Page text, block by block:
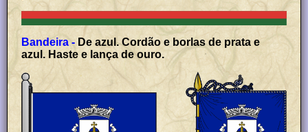
Bandeira -De azul. Cordão e borlas de prata e
azul. Haste e lança de ouro.